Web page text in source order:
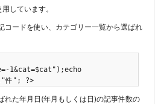
しています。
コードを使い、カテゴリー一覧から選ばれ
1&cat=$cat");echo
件"; ?>
れた年月日(年月もしくは日)の記事件数の